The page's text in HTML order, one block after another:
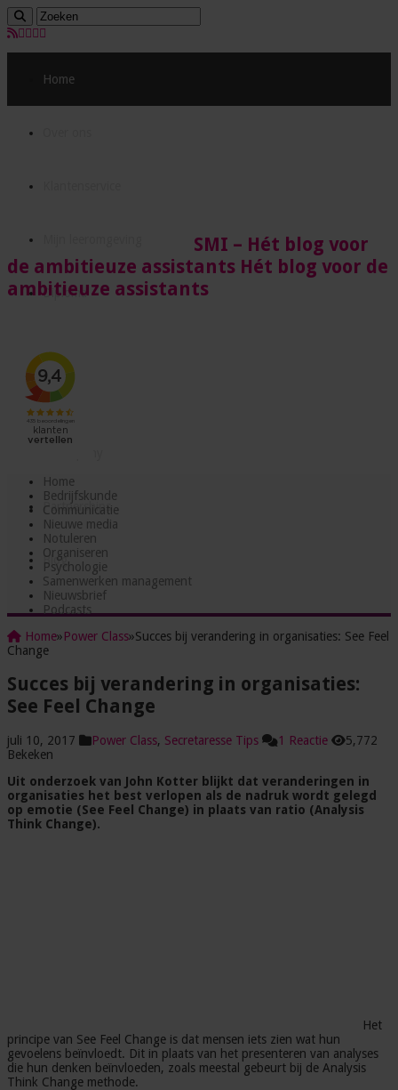
Home
Diploma
Testjes
Partnerships
Blog
SMI – Hét blog voor
de ambitieuze assistants Hét blog voor de
ambitieuze assistants
Home
Bedrijfskunde
Communicatie
Nieuwe media
Notuleren
Organiseren
Psychologie
Samenwerken management
Nieuwsbrief
Podcasts
Home»Power Class»Succes bij verandering in organisaties: See Feel
Change
Succes bij verandering in organisaties:
See Feel Change
juli 10, 2017 Power Class, Secretaresse Tips 1 Reactie
5,772
Bekeken
Uit onderzoek van John Kotter blijkt dat veranderingen in
organisaties het best verlopen als de nadruk wordt gelegd
op emotie (See Feel Change) in plaats van ratio (Analysis
Think Change).
Het
principe van See Feel Change is dat mensen iets zien wat hun
gevoelens beïnvloedt. Dit in plaats van het presenteren van analyses
die hun denken beïnvloeden, zoals meestal gebeurt bij de Analysis
Think Change methode.